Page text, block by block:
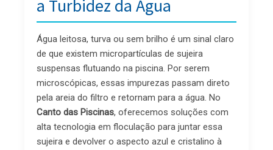
a Turbidez da Água
Água leitosa, turva ou sem brilho é um sinal claro
de que existem micropartículas de sujeira
suspensas flutuando na piscina. Por serem
microscópicas, essas impurezas passam direto
pela areia do filtro e retornam para a água. No
Canto das Piscinas, oferecemos soluções com
alta tecnologia em floculação para juntar essa
sujeira e devolver o aspecto azul e cristalino à